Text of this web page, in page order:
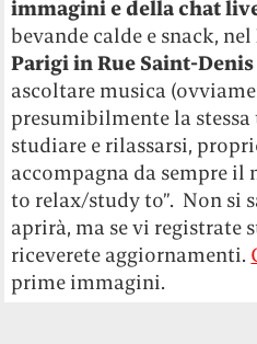
immagini e della chat
bevande calde e snack, nel
Parigi in Rue Saint-Denis
ascoltare musica
presumibilmente la stessa
studiare e rilassarsi,
accompagna da sempre il
to relax/study to”. Non si
aprirà, ma se vi registrate
riceverete aggiornamenti.
prime immagini.